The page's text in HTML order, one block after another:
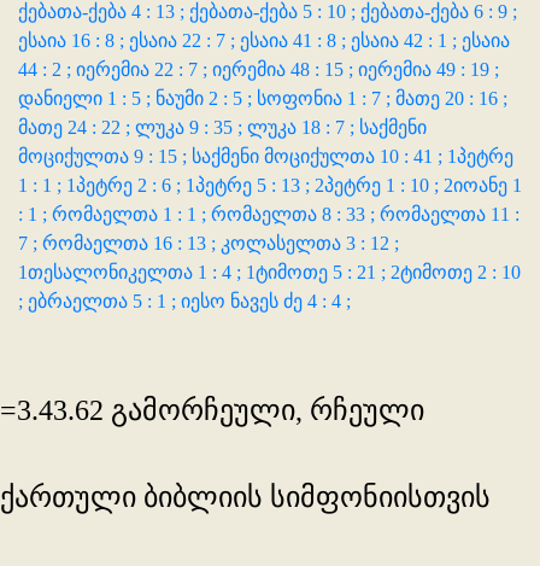
ქებათა-ქება 4 : 13 ; ქებათა-ქება 5 : 10 ; ქებათა-ქება 6 : 9 ;
ესაია 16 : 8 ; ესაია 22 : 7 ; ესაია 41 : 8 ; ესაია 42 : 1 ; ესაია
44 : 2 ; იერემია 22 : 7 ; იერემია 48 : 15 ; იერემია 49 : 19 ;
დანიელი 1 : 5 ; ნაუმი 2 : 5 ; სოფონია 1 : 7 ; მათე 20 : 16 ;
მათე 24 : 22 ; ლუკა 9 : 35 ; ლუკა 18 : 7 ; საქმენი
მოციქულთა 9 : 15 ; საქმენი მოციქულთა 10 : 41 ; 1პეტრე
1 : 1 ; 1პეტრე 2 : 6 ; 1პეტრე 5 : 13 ; 2პეტრე 1 : 10 ; 2იოანე 1
: 1 ; რომაელთა 1 : 1 ; რომაელთა 8 : 33 ; რომაელთა 11 :
7 ; რომაელთა 16 : 13 ; კოლასელთა 3 : 12 ;
1თესალონიკელთა 1 : 4 ; 1ტიმოთე 5 : 21 ; 2ტიმოთე 2 : 10
; ებრაელთა 5 : 1 ; იესო ნავეს ძე 4 : 4 ;
=3.43.62 გამორჩეული, რჩეული
ქართული ბიბლიის სიმფონიისთვის